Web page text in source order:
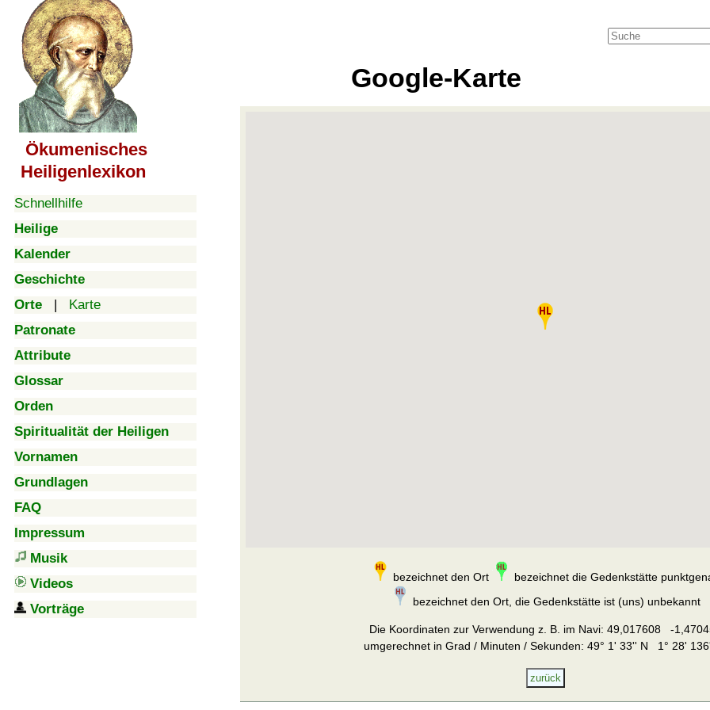
Ökumenisches
Heiligenlexikon
Schnellhilfe
Heilige
Kalender
Geschichte
Orte | Karte
Patronate
Attribute
Glossar
Orden
Spiritualität der Heiligen
Vornamen
Grundlagen
FAQ
Impressum
Musik
Videos
Vorträge
Google-Karte
bezeichnet den Ort
bezeichnet die Gedenkstätte
bezeichnet den Ort, die Gedenkstätte ist (uns) unbekannt
Die Koordinaten zur Verwendung z. B. im Navi: 49,017608 -
umgerechnet in Grad / Minuten / Sekunden: 49° 1' 33'' N 1° 28'